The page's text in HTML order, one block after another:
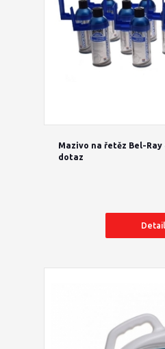
Mazivo na řetěz Bel-Ray
dotaz
Detail